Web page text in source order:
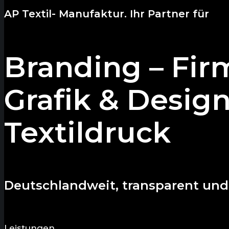
AP Textil- Manufaktur. Ihr Partner für
Branding –
Grafik &
Textildruck
Deutschlandweit, transparent